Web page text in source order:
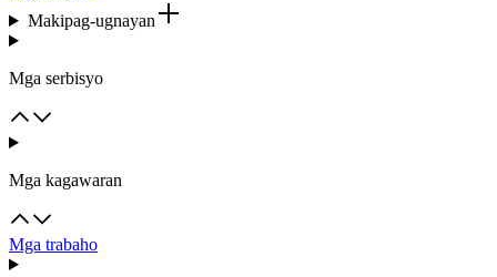
Makipag-ugnayan
Mga serbisyo
Mga kagawaran
Mga trabaho